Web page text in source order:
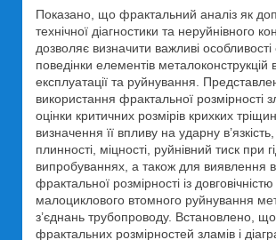
Показано, що фрактальний аналіз як
технічної діагностики та неруйнівного
дозволяє визначити важливі особливості
поведінки елементів металоконструкцій
експлуатації та руйнування.
використання фрактальної розмірності
оцінки критичних розмірів крихких
визначення її впливу на ударну
плинності, міцності, руйнівний тиск при
випробуваннях, а також для виявлення
фрактальної розмірності із довговічністю
малоциклового втомного руйнування
з’єднань трубопроводу. Встановлено,
фрактальних розмірностей зламів і